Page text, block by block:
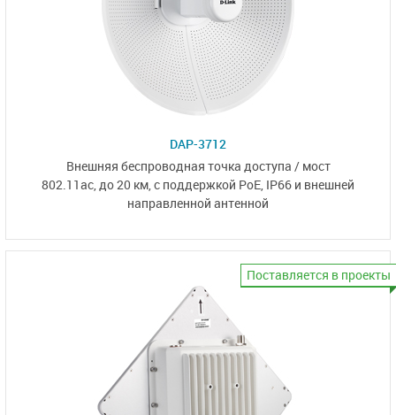
DAP-3712
Внешняя беспроводная точка доступа / мост
802.11ac, до 20 км,с поддержкой PoE, IP66 и внешней
направленной антенной
Поставляется в проекты